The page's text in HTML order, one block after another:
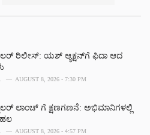
ರಿಲೀಸ್: ಯಶ್‌ ಆ್ಯಕ್ಷನ್‌ಗೆ ಫಿದಾ ಆದ
AUGUST 8, 2026 - 7:30 PM
ಲಾಂಚ್ ಗೆ ಕ್ಷಣಗಣನೆ: ಅಭಿಮಾನಿಗಳಲ್ಲಿ
AUGUST 8, 2026 - 4:57 PM